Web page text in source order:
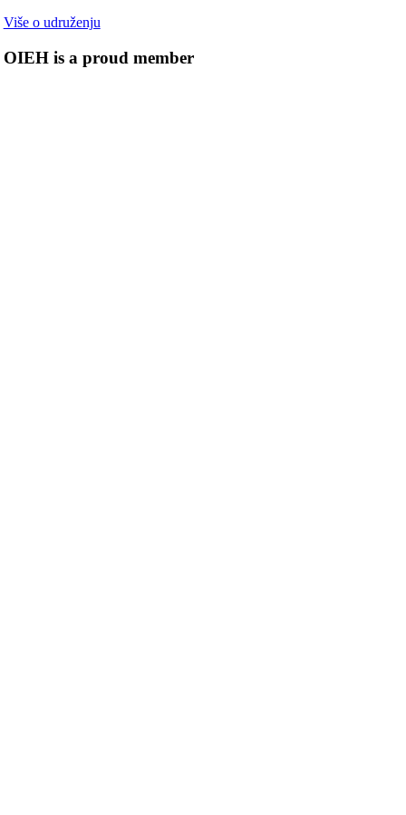
Više o udruženju
OIEH is a proud member